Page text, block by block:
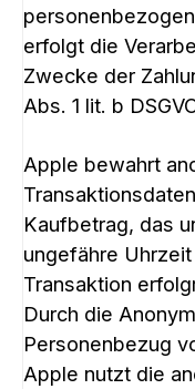
erfolgt die
Zwecke der
Abs. 1 lit. b
Apple bewahrt
Kaufbetrag, das
ungefähre
Transaktion
Durch die
Personenbezug
Apple nutzt die